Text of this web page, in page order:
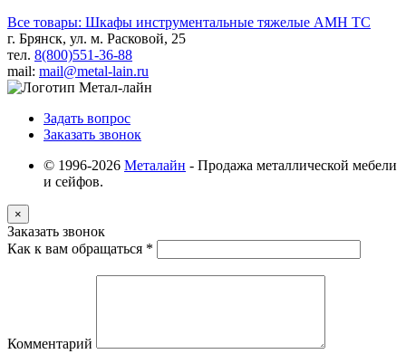
Все товары: Шкафы инструментальные тяжелые AMH TC
г. Брянск, ул. м. Расковой, 25
тел. 8(800)551-36-88
mail: mail@metal-lain.ru
Задать вопрос
Заказать звонок
© 1996-2026 Металайн - Продажа металлической мебели
и сейфов.
×
Заказать звонок
Как к вам обращаться *
Комментарий